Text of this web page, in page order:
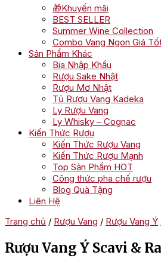
🎁Khuyến mãi
BEST SELLER
Summer Wine Collection
Combo Vang Ngon Giá
Sản Phẩm Khác
Bia Nhập Khẩu
Rượu Sake Nhật
Rượu Mơ Nhật
Tủ Rượu Vang Kadeka
Ly Rượu Vang
Ly Whisky – Cognac
Kiến Thức Rượu
Kiến Thức Rượu Vang
Kiến Thức Rượu Mạnh
Top Sản Phẩm HOT
Công thức pha chế rượu
Blog Quà Tặng
Liên Hệ
Trang chủ / Rượu Vang / Rượu Vang Ý
Rượu Vang Ý Scavi &